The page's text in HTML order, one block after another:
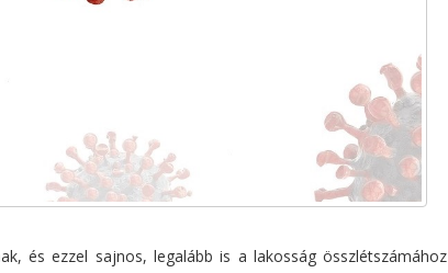
és ezzel sajnos, legalább is a lakosság összlétszámához